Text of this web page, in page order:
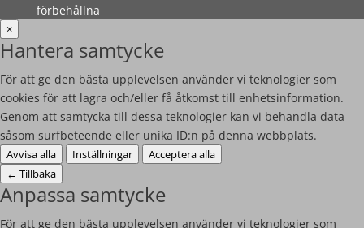
förbehållna
×
Hantera samtycke
För att ge den bästa upplevelsen använder vi teknologier som
cookies för att lagra och/eller få åtkomst till enhetsinformation.
Genom att samtycka till dessa teknologier kan vi behandla data
såsom surfbeteende eller unika ID:n på denna webbplats.
Avvisa alla Inställningar
Acceptera alla
← Tillbaka
Anpassa samtycke
För att ge den bästa upplevelsen använder vi teknologier som